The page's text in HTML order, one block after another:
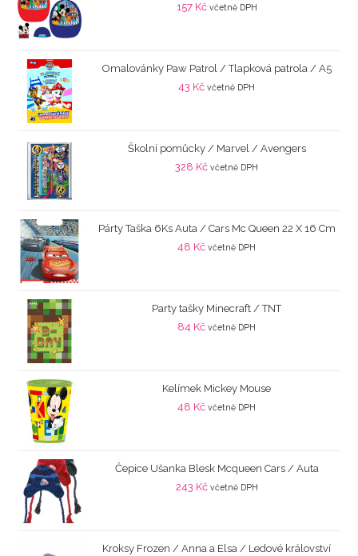
157 Kč včetně DPH
Omalovánky Paw Patrol / Tlapková patrola / A5
43 Kč včetně DPH
Školní pomůcky / Marvel / Avengers
328 Kč včetně DPH
Párty Taška 6Ks Auta / Cars Mc Queen 22 X 16 Cm
48 Kč včetně DPH
Party tašky Minecraft / TNT
84 Kč včetně DPH
Kelímek Mickey Mouse
48 Kč včetně DPH
Čepice Ušanka Blesk Mcqueen Cars / Auta
243 Kč včetně DPH
Kroksy Frozen / Anna a Elsa / Ledové království